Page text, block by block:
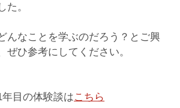
た。
んなことを学ぶのだろう？とご興
ぜひ参考にしてください。
目の体験談はこちら